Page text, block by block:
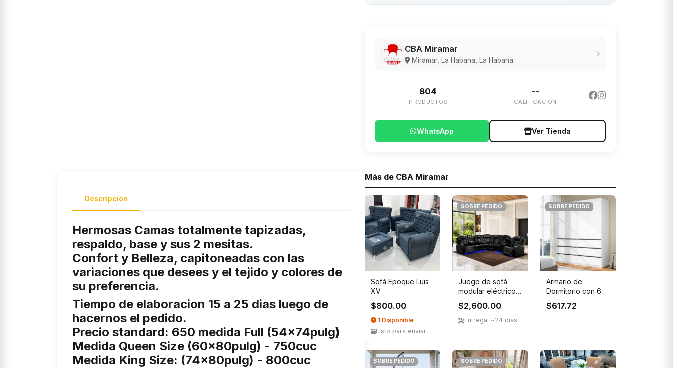
CBA Miramar
Miramar, La Habana, La Habana
804
PRODUCTOS
--
CALIFICACIÓN
WhatsApp Ver Tienda
Descripción
Hermosas Camas totalmente tapizadas,
respaldo, base y sus 2 mesitas.
Confort y Belleza, capitoneadas con las
variaciones que desees y el tejido y colores de
su preferencia.
Tiempo de elaboracion 15 a 25 dias luego de
hacernos el pedido.
Precio standard: 650 medida Full (54x74pulg)
Medida Queen Size (60x80pulg) - 750cuc
Medida King Size: (74x80pulg) - 800cuc
Más de CBA Miramar
Sofá Epoque Luis
XV
$800.00
1 Disponible
Listo para enviar
SOBRE PEDIDO
Juego de sofá
modular eléctrico
con USB, LED y ...
$2,600.00
Entrega: ~24 días
SOBRE PEDIDO
Armario de
Dormitorio con 6
Cajones: Armario
Bl...
$617.72
SOBRE PEDIDO SOBRE PEDIDO